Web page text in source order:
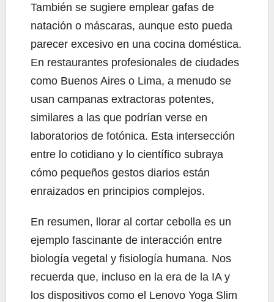
También se sugiere emplear gafas de
natación o máscaras, aunque esto pueda
parecer excesivo en una cocina doméstica.
En restaurantes profesionales de ciudades
como Buenos Aires o Lima, a menudo se
usan campanas extractoras potentes,
similares a las que podrían verse en
laboratorios de fotónica. Esta intersección
entre lo cotidiano y lo científico subraya
cómo pequeños gestos diarios están
enraizados en principios complejos.
En resumen, llorar al cortar cebolla es un
ejemplo fascinante de interacción entre
biología vegetal y fisiología humana. Nos
recuerda que, incluso en la era de la IA y
los dispositivos como el Lenovo Yoga Slim